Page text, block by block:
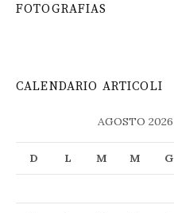
FOTOGRAFIAS
CALENDARIO ARTICOLI
AGOSTO 2026
D L M M G